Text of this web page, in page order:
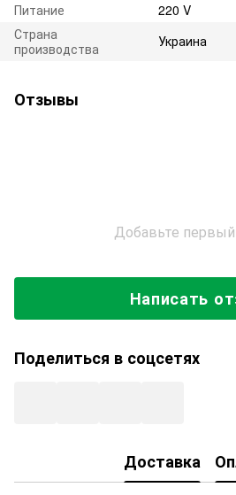
Питание
220 V
Страна
производства
Украина
Отзывы
Добавьте
Написать
Поделиться в соцсетях
Доставка